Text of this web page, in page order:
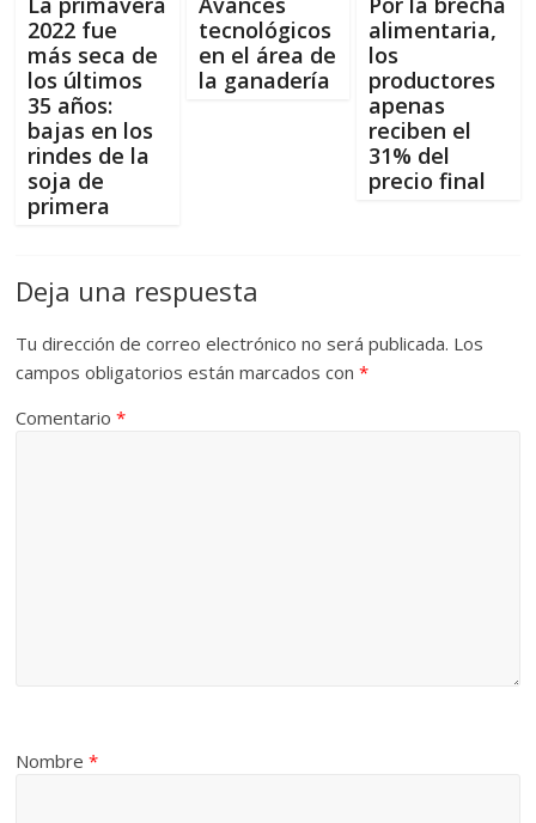
2022 fue
más seca de
los últimos
35 años:
bajas en los
rindes de la
soja de
primera
tecnológicos
en el área de
la ganadería
alimentaria,
los
productores
apenas
reciben el
31% del
precio final
Deja una respuesta
Tu dirección de correo electrónico no será publicada. Los
campos obligatorios están marcados con*
Comentario*
Nombre*